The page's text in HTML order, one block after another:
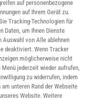
auf personenbezogene
auf Ihrem Gerät zu.
Tracking-Technologien für
Daten, um Ihnen Dienste
Auswahl von Alle ablehnen
deaktiviert. Wenn Tracker
möglicherweise nicht
jederzeit wieder aufrufen,
zu widerrufen, indem
unteren Rand der Webseite
Website. Weitere